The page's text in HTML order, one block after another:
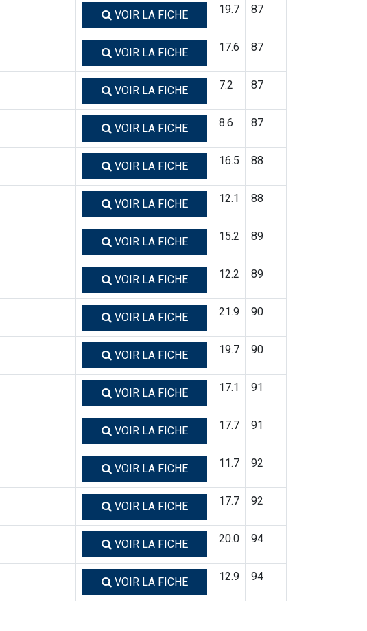
VOIR LA FICHE 19.7 87
VOIR LA FICHE 17.6 87
VOIR LA FICHE 7.2 87
VOIR LA FICHE 8.6 87
VOIR LA FICHE 16.5 88
VOIR LA FICHE 12.1 88
VOIR LA FICHE 15.2 89
VOIR LA FICHE 12.2 89
VOIR LA FICHE 21.9 90
VOIR LA FICHE 19.7 90
VOIR LA FICHE 17.1 91
VOIR LA FICHE 17.7 91
VOIR LA FICHE 11.7 92
VOIR LA FICHE 17.7 92
VOIR LA FICHE 20.0 94
VOIR LA FICHE 12.9 94